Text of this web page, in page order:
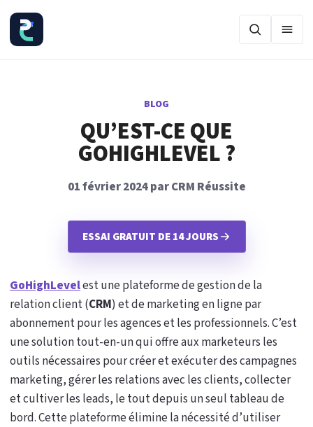
BLOG
QU’EST-CE QUE
GOHIGHLEVEL ?
01 février 2024 par CRM Réussite
ESSAI GRATUIT DE 14 JOURS
GoHighLevelest une plateforme de gestion de la
relation client (CRM) et de marketing en ligne par
abonnement pour les agences et les professionnels. C’est
une solution tout-en-un qui offre aux marketeurs les
outils nécessaires pour créer et exécuter des campagnes
marketing, gérer les relations avec les clients, collecter
et cultiver les leads, le tout depuis un seul tableau de
bord. Cette plateforme élimine la nécessité d’utiliser